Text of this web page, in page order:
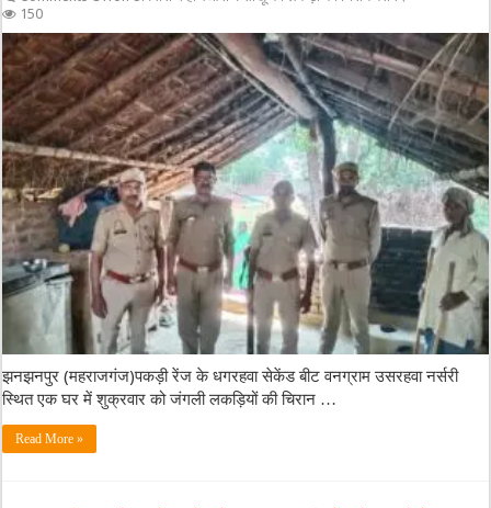
150
झनझनपुर (महराजगंज)पकड़ी रेंज के धगरहवा सेकेंड बीट वनग्राम उसरहवा नर्सरी
स्थित एक घर में शुक्रवार को जंगली लकड़ियों की चिरान …
Read More »